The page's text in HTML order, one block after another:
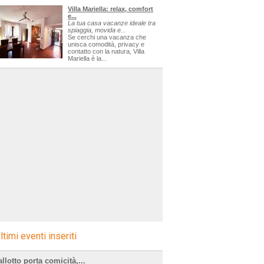
Villa Mariella: relax, comfort
e...
La tua casa vacanze ideale tra
spiaggia, movida e...
Se cerchi una vacanza che
unisca comodità, privacy e
contatto con la natura, Villa
Mariella è la...
eventi inseriti
porta comicità,...